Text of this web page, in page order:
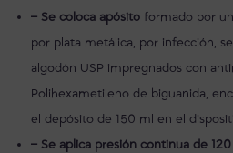
– Se coloca apósito formado por
por plata metálica, por infección,
algodón USP impregnados con
Polihexametileno de biguanida,
el depósito de 150 ml en el
– Se aplica presión continua de